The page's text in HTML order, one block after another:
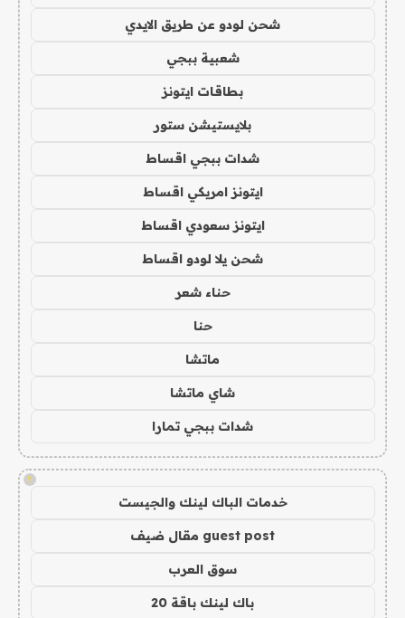
شحن لودو عن طريق الايدي
شعبية ببجي
بطاقات ايتونز
بلايستيشن ستور
شدات ببجي اقساط
ايتونز امريكي اقساط
ايتونز سعودي اقساط
شحن يلا لودو اقساط
حناء شعر
حنا
ماتشا
شاي ماتشا
شدات ببجي تمارا
!
خدمات الباك لينك والجيست
guest post مقال ضيف
سوق العرب
باك لينك باقة 20